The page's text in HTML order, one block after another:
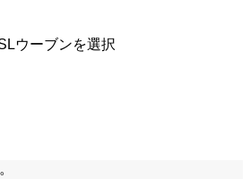
ウーブンを選択